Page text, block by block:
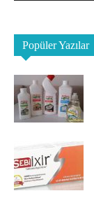
Popüler Yazılar